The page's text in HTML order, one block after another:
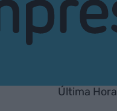
Última Hora